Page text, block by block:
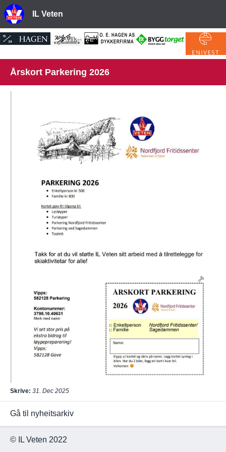
IL Veten
Årskort Parkering 2026
Skrive: 31. Dec 2025
Gå til nyheitsarkiv
© IL Veten 2022